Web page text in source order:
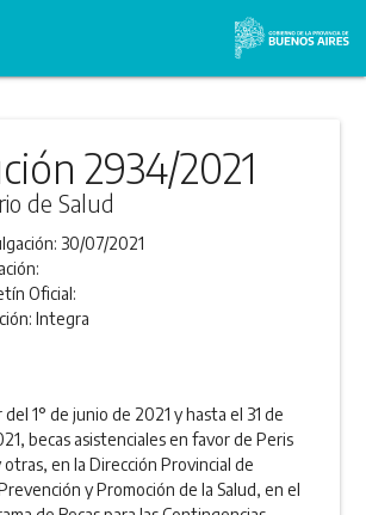
2934/2021
de Salud
30/07/2021
Oficial:
Integra
1° de junio de 2021 y hasta el 31 de
becas asistenciales en favor de Peris
otras, en la Dirección Provincial de
y Promoción de la Salud, en el